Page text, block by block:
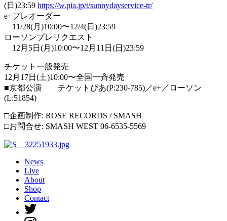
(日)23:59 https://w.pia.jp/t/sunnydayservice-tr/
e+プレオーダー
11/28(月)10:00〜12/4(日)23:59
ローソンプレリクエスト
12月5日(月)10:00〜12月11日(日)23:59
チケット一般発売
12月17日(土)10:00〜全国一斉発売
■京都公演 チケットぴあ(P:230-785)／e+／ローソン
(L:51854)
□企画制作: ROSE RECORDS / SMASH
□お問合せ: SMASH WEST 06-6535-5569
News
Live
About
Shop
Contact